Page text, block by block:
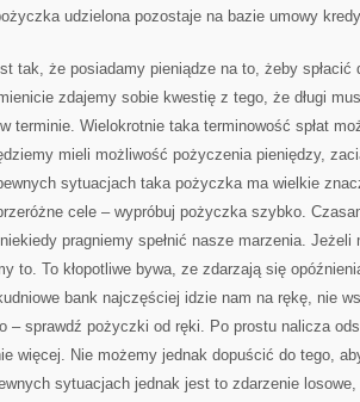
udzielona pozostaje na bazie umowy
tak, że posiadamy pieniądze na to, żeby spłacić
zdajemy sobie kwestię z tego, że długi
w terminie. Wielokrotnie taka terminowość spłat
mieli możliwość pożyczenia pieniędzy,
sytuacjach taka pożyczka ma wielkie
cele – wypróbuj pożyczka szybko.
pragniemy spełnić nasze marzenia.
to. To kłopotliwe bywa, ze zdarzają się
bank najczęściej idzie nam na rękę, nie
– sprawdź pożyczki od ręki. Po prostu nalicza
więcej. Nie możemy jednak dopuścić do tego,
sytuacjach jednak jest to zdarzenie